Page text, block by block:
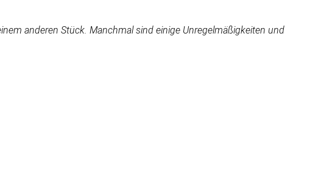
anderen Stück. Manchmal sind einige Unregelmäßigkeiten und